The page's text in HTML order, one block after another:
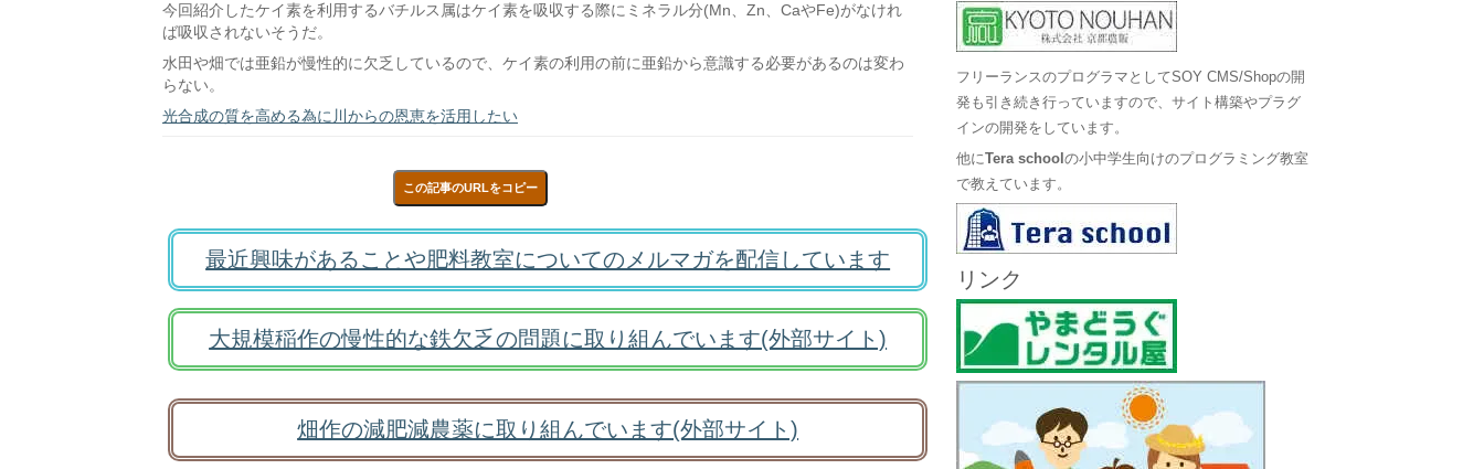
今回紹介したケイ素を利用するバチルス属はケイ素を吸収する際にミネラル分(Mn、Zn、CaやFe)がなけれ
ば吸収されないそうだ。
水田や畑では亜鉛が慢性的に欠乏しているので、ケイ素の利用の前に亜鉛から意識する必要があるのは変わ
らない。
光合成の質を高める為に川からの恩恵を活用したい
この記事のURLをコピー
最近興味があることや肥料教室についてのメルマガを配信しています
大規模稲作の慢性的な鉄欠乏の問題に取り組んでいます(外部サイト)
畑作の減肥減農薬に取り組んでいます(外部サイト)
フリーランスのプログラマとしてSOY CMS/Shopの開
発も引き続き行っていますので、サイト構築やプラグ
インの開発をしています。
他にTera schoolの小中学生向けのプログラミング教室
で教えています。
リンク